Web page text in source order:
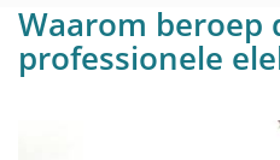
Waarom beroep
professionele